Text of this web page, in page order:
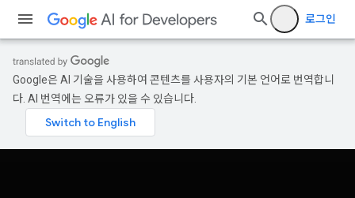
로그인
Google은 AI 기술을 사용하여 콘텐츠를 사용자의 기본 언어로 번역합니
다. AI 번역에는 오류가 있을 수 있습니다.